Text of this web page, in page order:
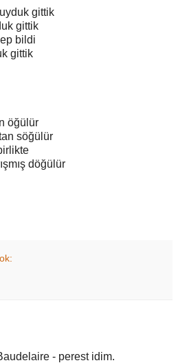
gittik
gittik
bildi
gittik
öğülür
söğülür
döğülür
- perest idim.